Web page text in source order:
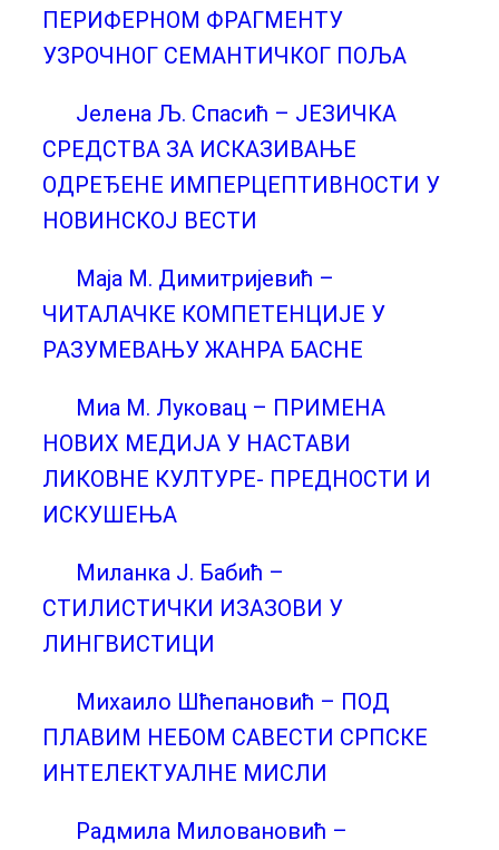
ПЕРИФЕРНОМ ФРАГМЕНТУ
УЗРОЧНОГ СЕМАНТИЧКОГ ПОЉА
Јелена Љ. Спасић – ЈЕЗИЧКА
СРЕДСТВА ЗА ИСКАЗИВАЊЕ
ОДРЕЂЕНЕ ИМПЕРЦЕПТИВНОСТИ У
НОВИНСКОЈ ВЕСТИ
Маја M. Димитријевић –
ЧИТАЛАЧКЕ КОМПЕТЕНЦИЈЕ У
РАЗУМЕВАЊУ ЖАНРА БАСНЕ
Миа М. Луковац – ПРИМЕНА
НОВИХ МЕДИЈА У НАСТАВИ
ЛИКОВНЕ КУЛТУРЕ- ПРЕДНОСТИ И
ИСКУШЕЊА
Миланка Ј. Бабић –
СТИЛИСТИЧКИ ИЗАЗОВИ У
ЛИНГВИСТИЦИ
Михаило Шћепановић – ПОД
ПЛАВИМ НЕБОМ САВЕСТИ СРПСКЕ
ИНТЕЛЕКТУАЛНЕ МИСЛИ
Радмила Миловановић –